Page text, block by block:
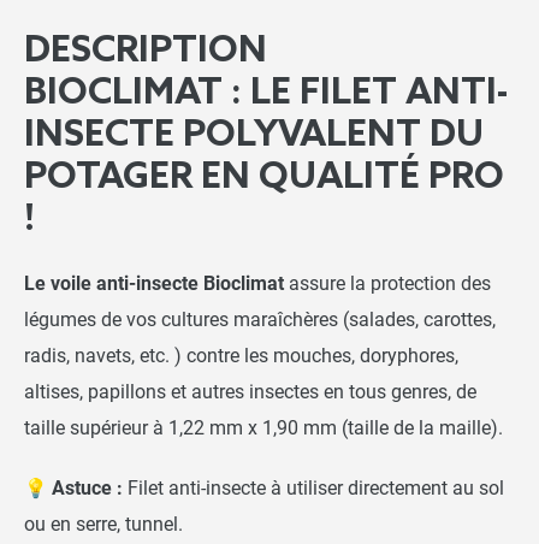
DESCRIPTION
BIOCLIMAT : LE FILET ANTI-
INSECTE POLYVALENT DU
POTAGER EN QUALITÉ PRO
!
Le voile anti-insecte Bioclimat assure la protection des
légumes de vos cultures maraîchères (salades, carottes,
radis, navets, etc. ) contre les mouches, doryphores,
altises, papillons et autres insectes en tous genres, de
taille supérieur à 1,22 mm x 1,90 mm (taille de la maille).
💡 Astuce : Filet anti-insecte à utiliser directement au sol
ou en serre, tunnel.